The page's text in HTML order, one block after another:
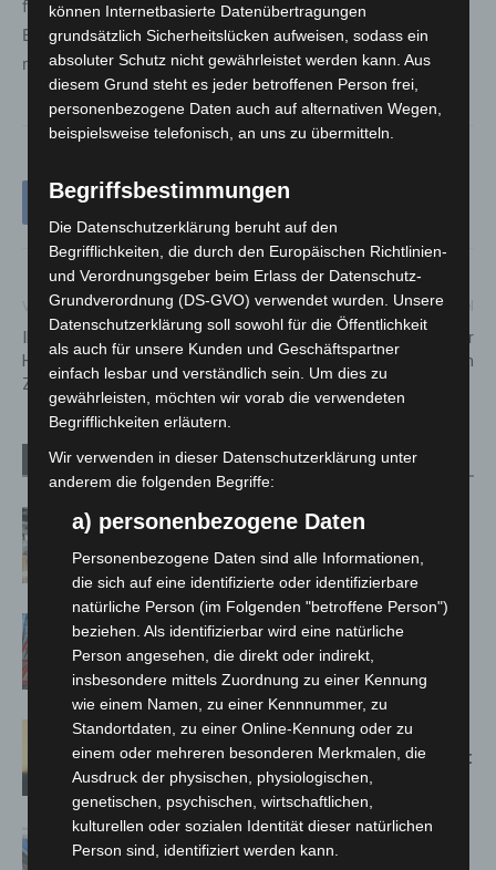
formellen Anlässen vermittelt werden können – durch
Begegnung, gemeinsames Erleben und
niedrigschwellige Angebote mitten in der Stadt.
Vorheriger Artikel
INTERSCHUTZ 2026 in
Hannover: Weltleitmesse im
Zeichen globaler Krisen
Nächster Artikel
ÜSTRA-Streik legt Nahverkehr
in Hannover zwei Tage lahm
Verwandte Artikel Mehr vom Autor
Kunst trifft Weingenuss: Barbara-
Jacques’ Wein-Depot Isernhagen
A2: Zweite Turbobaustelle startet
zwischen Hannover-West und
Bothfeld
Hannover: Erste Tigermücken-
Population in Niedersachsen entdeckt
Mann läuft mit Hockeyschläger über
A7 – Polizei sucht Zeugen
können Internetbasierte Datenübertragungen
grundsätzlich Sicherheitslücken aufweisen, sodass ein
absoluter Schutz nicht gewährleistet werden kann. Aus
diesem Grund steht es jeder betroffenen Person frei,
personenbezogene Daten auch auf alternativen Wegen,
beispielsweise telefonisch, an uns zu übermitteln.
Begriffsbestimmungen
Die Datenschutzerklärung beruht auf den
Begrifflichkeiten, die durch den Europäischen Richtlinien-
und Verordnungsgeber beim Erlass der Datenschutz-
Grundverordnung (DS-GVO) verwendet wurden. Unsere
Datenschutzerklärung soll sowohl für die Öffentlichkeit
als auch für unsere Kunden und Geschäftspartner
einfach lesbar und verständlich sein. Um dies zu
gewährleisten, möchten wir vorab die verwendeten
Begrifflichkeiten erläutern.
Wir verwenden in dieser Datenschutzerklärung unter
anderem die folgenden Begriffe:
a) personenbezogene Daten
Personenbezogene Daten sind alle Informationen,
die sich auf eine identifizierte oder identifizierbare
natürliche Person (im Folgenden "betroffene Person")
beziehen. Als identifizierbar wird eine natürliche
Person angesehen, die direkt oder indirekt,
insbesondere mittels Zuordnung zu einer Kennung
wie einem Namen, zu einer Kennnummer, zu
Standortdaten, zu einer Online-Kennung oder zu
einem oder mehreren besonderen Merkmalen, die
Ausdruck der physischen, physiologischen,
genetischen, psychischen, wirtschaftlichen,
kulturellen oder sozialen Identität dieser natürlichen
Person sind, identifiziert werden kann.